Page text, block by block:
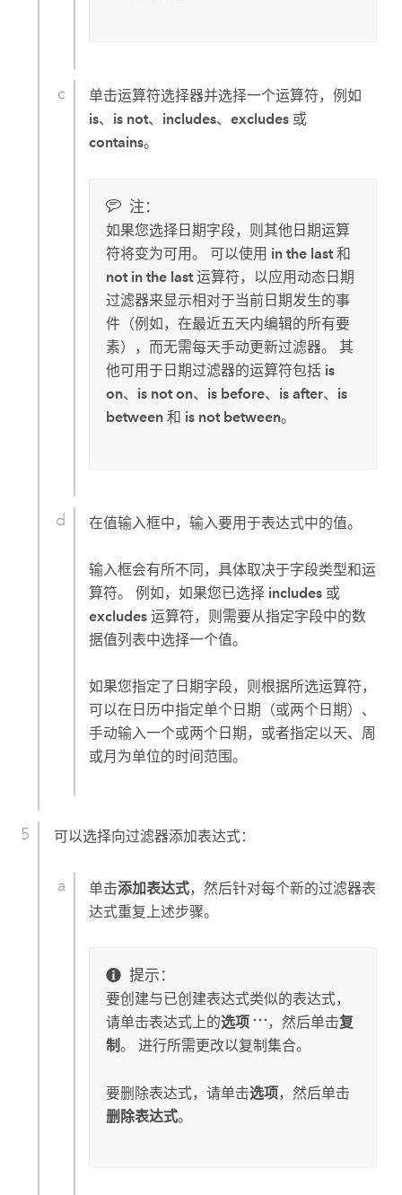
单击运算符选择器并选择一个运算符，例如
is、 is not、 includes、excludes 或
contains。
注：
如果您选择日期字段，则其他日期运算
符将变为可用。 可以使用 in the last和
not in the last运算符，以应用动态日期
过滤器来显示相对于当前日期发生的事
件（例如，在最近五天内编辑的所有要
素），而无需每天手动更新过滤器。 其
他可用于日期过滤器的运算符包括 is
on、 is not on、 is before、 is after、 is
between和 is not between。
在值输入框中，输入要用于表达式中的值。
输入框会有所不同，具体取决于字段类型和运
算符。 例如，如果您已选择 includes 或
excludes 运算符，则需要从指定字段中的数
据值列表中选择一个值。
如果您指定了日期字段，则根据所选运算符，
可以在日历中指定单个日期（或两个日期）、
手动输入一个或两个日期，或者指定以天、周
或月为单位的时间范围。
可以选择向过滤器添加表达式：
单击添加表达式，然后针对每个新的过滤器表
达式重复上述步骤。
提示：
要创建与已创建表达式类似的表达式，
请单击表达式上的选项 ，然后单击复
制。 进行所需更改以复制集合。
要删除表达式，请单击选项，然后单击
删除表达式。